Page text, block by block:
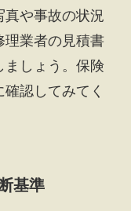
真や事故の状況
理業者の見積書
ましょう。保険
認してみてく
基準